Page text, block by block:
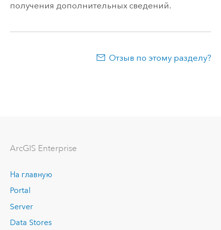
получения дополнительных сведений.
Отзыв по этому разделу?
ArcGIS Enterprise
На главную
Portal
Server
Data Stores